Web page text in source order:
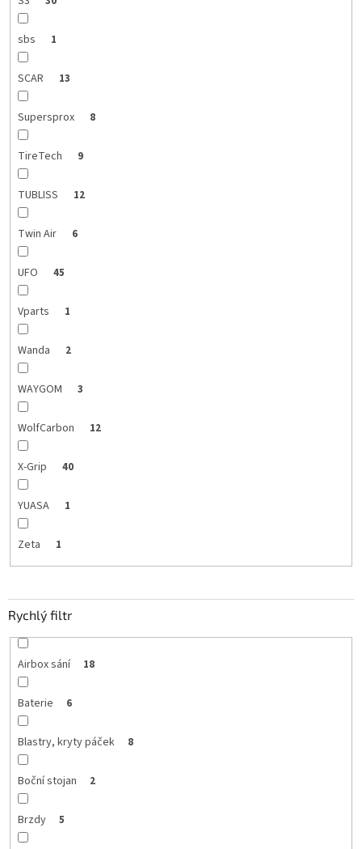
sbs 1
SCAR 13
Supersprox 8
TireTech 9
TUBLISS 12
Twin Air 6
UFO 45
Vparts 1
Wanda 2
WAYGOM 3
WolfCarbon 12
X-Grip 40
YUASA 1
Zeta 1
Rychlý filtr
Airbox sání 18
Baterie 6
Blastry, kryty páček 8
Boční stojan 2
Brzdy 5